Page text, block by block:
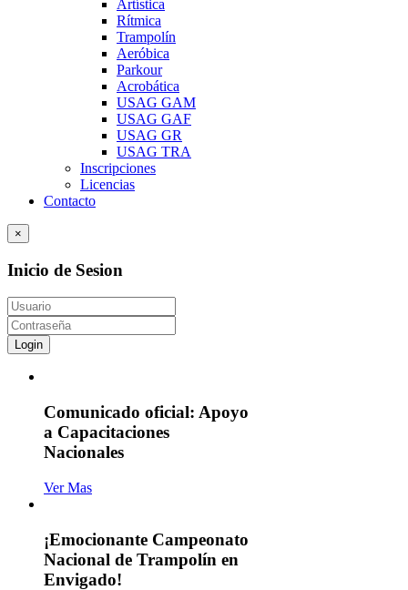
Artística
Rítmica
Trampolín
Aeróbica
Parkour
Acrobática
USAG GAM
USAG GAF
USAG GR
USAG TRA
Inscripciones
Licencias
Contacto
×
Inicio de Sesion
Login
Comunicado oficial: Apoyo
a Capacitaciones
Nacionales
Ver Mas
¡Emocionante Campeonato
Nacional de Trampolín en
Envigado!